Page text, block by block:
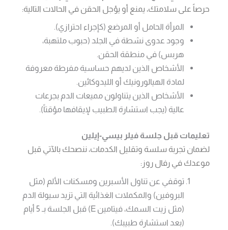
حرصاً على سلامتك، يمنع أو يؤجل الحقن في الحالات التالية:
المرأة الحامل أو المرضع (كإجراء احترازي).
وجود عدوى نشطة في الجلد (حبوب ملتهبة،
هربس) في منطقة الحقن.
الأشخاص الذين لديهم حساسية مفرطة معروفة
لمادة الهيالورونيك أو الليدوكائين.
الأشخاص الذين يتناولون مميعات الدم بجرعات
عالية (يجب استشارة الطبيب لإيقافها مؤقتاً).
تعليمات قبل جلسة فيلر بيسي-إيلين
لضمان تجربة سلسة وتقليل الكدمات، ننصحك بالآتي قبل
موعدك في رفال روز:
توقفي عن تناول الأسبرين ومسكنات الألم (مثل
البروفين) والمكملات الغذائية التي تزيد سيولة الدم
(مثل زيت السمك، فيتامين E) قبل الجلسة بـ 5 أيام
(بعد استشارة طبيبك).